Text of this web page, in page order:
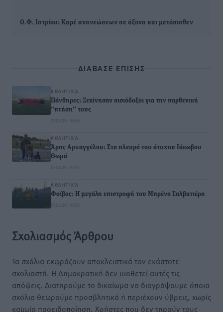
Ο.Φ. Ιστρίου: Καρέ ανανεώσεων σε άξονα και μετόπισθεν
ΔΙΑΒΑΣΕ ΕΠΙΣΗΣ
ΑΘΛΗΤΙΚΆ
Πάνθηρες: Ξεκίνησαν αισιόδοξοι για την παρθενική
“πτήση” τους
07.08.26 · 16:59
ΑΘΛΗΤΙΚΆ
Άρης Αρχαγγέλου: Στο πλευρό του άτυχου Ιάκωβου
Θωμά
07.08.26 · 16:57
ΑΘΛΗΤΙΚΆ
Φοίβος: Η μεγάλη επιστροφή του Μπρένο Σαλβατιέρα
07.08.26 · 16:53
Σχολιασμός Άρθρου
Τα σχόλια εκφράζουν αποκλειστικά τον εκάστοτε
σχολιαστή. Η Δημοκρατική δεν υιοθετεί αυτές τις
απόψεις. Διατηρούμε το δικαίωμα να διαγράψουμε όποια
σχόλια θεωρούμε προσβλητικά ή περιέχουν ύβρεις, χωρίς
καμμία προειδοποίηση. Χρήστες που δεν τηρούν τους